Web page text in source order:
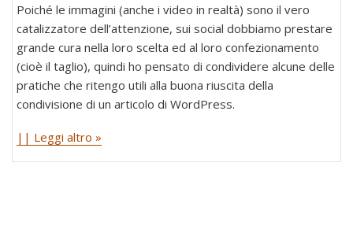
Poiché le immagini (anche i video in realtà) sono il vero
catalizzatore dell’attenzione, sui social dobbiamo prestare
grande cura nella loro scelta ed al loro confezionamento
(cioè il taglio), quindi ho pensato di condividere alcune delle
pratiche che ritengo utili alla buona riuscita della
condivisione di un articolo di WordPress.
|| Leggi altro »